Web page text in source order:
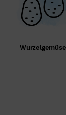
Wurzelgemüse